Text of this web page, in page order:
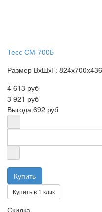
Тесс СМ-700Б
Размер ВхШхГ: 824х700х436
4 613 руб
3 921 руб
Выгода 692 руб
Купить в 1 клик
Скидка